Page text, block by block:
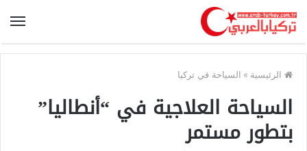
الرئيسية » السياحة في تركيا
السياحة العلاجية في “أنطاليا”
بتطور مستمر